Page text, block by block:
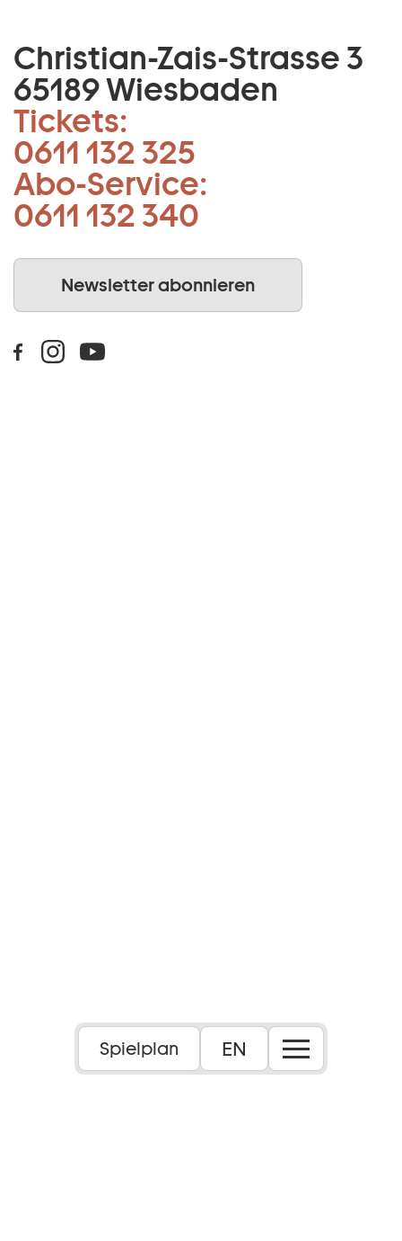
Spielplan EN
Christian-Zais-Strasse 3
65189 Wiesbaden
Tickets:
0611 132 325
Abo-Service:
0611 132 340
Newsletter abonnieren